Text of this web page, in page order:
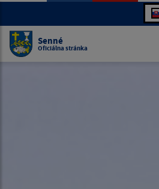
Senné
Oficiálna stránka